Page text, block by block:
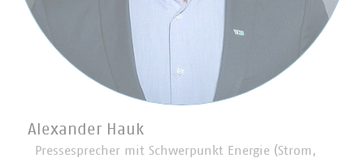
Alexander Hauk
Pressesprecher mit Schwerpunkt Energie (Strom,